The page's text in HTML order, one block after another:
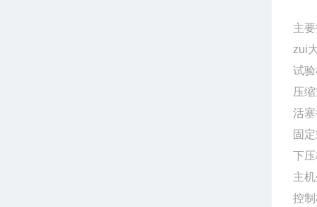
主
zui
试
压
活
固
下
主
控